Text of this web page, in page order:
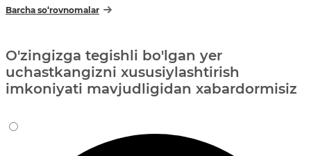
Barcha so‘rovnomalar
O'zingizga tegishli bo'lgan yer
uchastkangizni xususiylashtirish
imkoniyati mavjudligidan xabardormisiz